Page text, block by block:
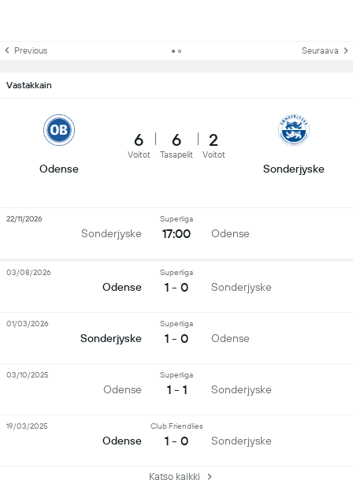
Previous Seuraava
Vastakkain
Odense
6
Voitot
6
Tasapelit
2
Voitot
Sonderjyske
Sonderjyske
Superliga
17:00 Odense
22/11/2026
Odense
Superliga
1 - 0 Sonderjyske
03/08/2026
Sonderjyske
Superliga
1 - 0 Odense
01/03/2026
Odense
Superliga
1 - 1 Sonderjyske
03/10/2025
Odense
Club Friendlies
1 - 0 Sonderjyske
19/03/2025
Katso kaikki